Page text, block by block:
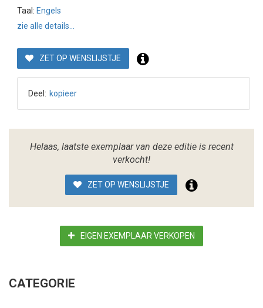
Taal: Engels
zie alle details...
ZET OP WENSLIJSTJE
Deel: kopieer
Helaas, laatste exemplaar van deze editie is recent
verkocht!
ZET OP WENSLIJSTJE
EIGEN EXEMPLAAR VERKOPEN
CATEGORIE